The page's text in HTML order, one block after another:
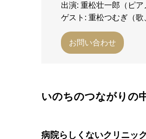
出演: 重松壮一郎（ピア
ゲスト: 重松つむぎ（歌
お問い合わせ
いのちのつながりの
病院らしくないクリニッ